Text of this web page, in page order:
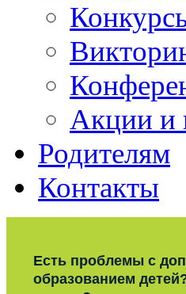
Акции и
Родителям
Контакты
Есть проблемы с
образованием